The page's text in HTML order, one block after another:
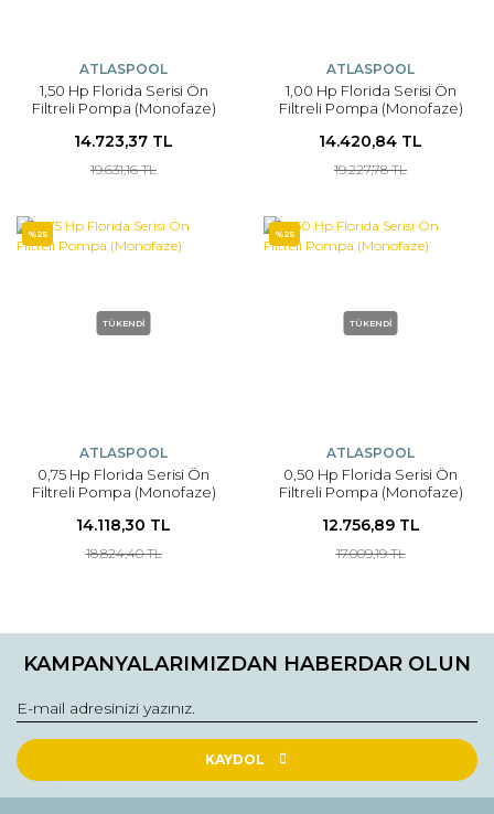
ATLASPOOL
1,50 Hp Florida Serisi Ön
Filtreli Pompa (Monofaze)
14.723,37 TL
19.631,16 TL
ATLASPOOL
1,00 Hp Florida Serisi Ön
Filtreli Pompa (Monofaze)
14.420,84 TL
19.227,78 TL
%25
TÜKENDİ
ATLASPOOL
0,75 Hp Florida Serisi Ön
Filtreli Pompa (Monofaze)
14.118,30 TL
18.824,40 TL
%25
TÜKENDİ
ATLASPOOL
0,50 Hp Florida Serisi Ön
Filtreli Pompa (Monofaze)
12.756,89 TL
17.009,19 TL
KAMPANYALARIMIZDAN HABERDAR OLUN
KAYDOL